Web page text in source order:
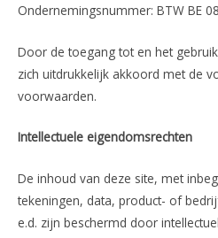
Ondernemingsnummer: BTW BE
Door de toegang tot en het
zich uitdrukkelijk akkoord met de
voorwaarden.
Intellectuele eigendomsrechten
De inhoud van deze site, met
tekeningen, data, product- of
e.d. zijn beschermd door